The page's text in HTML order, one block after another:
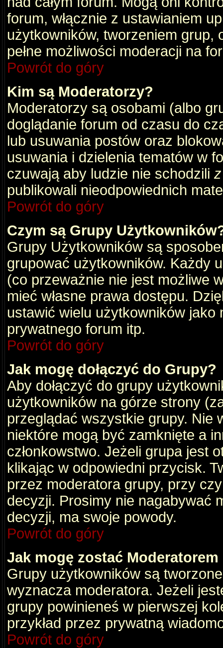
forum, włącznie z ustawianiem
użytkowników, tworzeniem grup,
pełne możliwości moderacji na
Powrót do góry
Kim są Moderatorzy?
Moderatorzy są osobami (albo
doglądanie forum od czasu do
lub usuwania postów oraz
usuwania i dzielenia tematów w
czuwają aby ludzie nie schodzili
publikowali nieodpowiednich
Powrót do góry
Czym są Grupy
Grupy Użytkowników są
grupować użytkowników. Każdy
(co przeważnie nie jest możliwe
mieć własne prawa dostępu.
ustawić wielu użytkowników
prywatnego forum itp.
Powrót do góry
Jak mogę dołączyć do Grupy?
Aby dołączyć do grupy
użytkowników na górze strony
przeglądać wszystkie grupy. Nie
niektóre mogą być zamknięte a
członkowstwo. Jeżeli grupa jest
klikając w odpowiedni przycisk.
przez moderatora grupy, przy
decyzji. Prosimy nie nagabywać
decyzji, ma swoje powody.
Powrót do góry
Jak mogę zostać
Grupy użytkowników są
wyznacza moderatora. Jeżeli
grupy powinieneś w pierwszej
przykład przez prywatną
Powrót do góry